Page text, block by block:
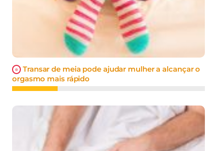
Transar de meia pode ajudar mulher a alcançar o
orgasmo mais rápido